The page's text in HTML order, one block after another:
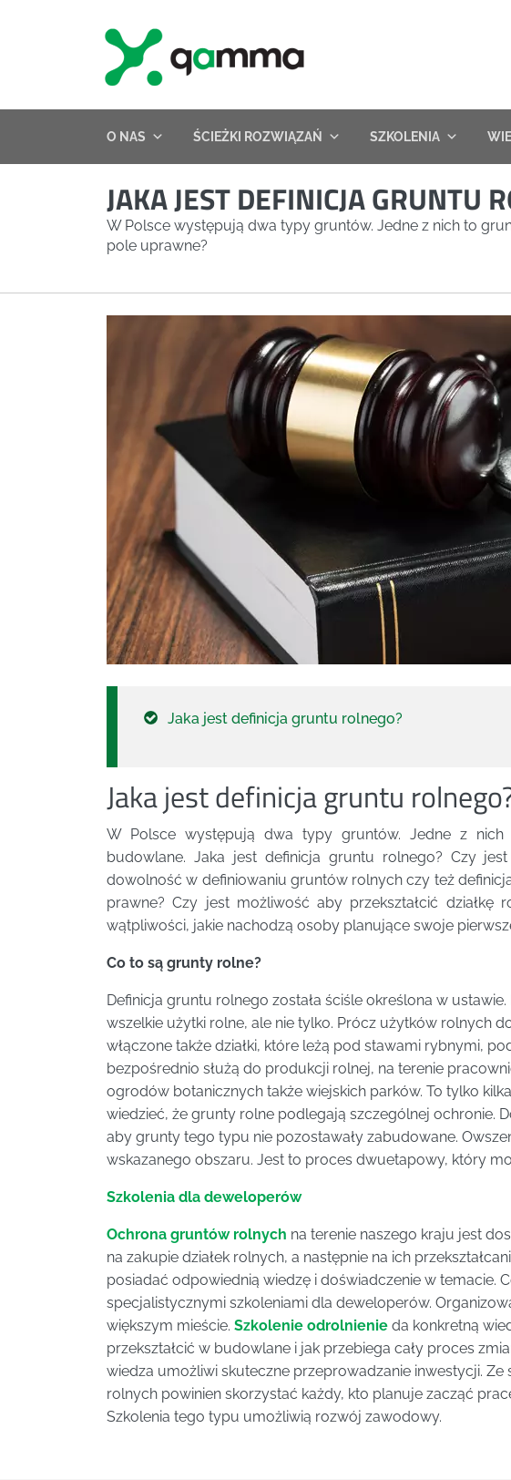
O NAS ŚCIEŻKI ROZWIĄZAŃ SZKOLENIA
JAKA JEST DEFINICJA GRUNTU
W Polsce występują dwa typy gruntów. Jedne z nich to
pole uprawne?
Jaka jest definicja gruntu rolnego?
Jaka jest definicja gruntu
W Polsce występują dwa typy gruntów. Jedne z
budowlane. Jaka jest definicja gruntu rolnego? Czy
dowolność w definiowaniu gruntów rolnych czy też
prawne? Czy jest możliwość aby przekształcić działkę
wątpliwości, jakie nachodzą osoby planujące swoje
Co to są grunty rolne?
Definicja gruntu rolnego została ściśle określona w
wszelkie użytki rolne, ale nie tylko. Prócz użytków rolnych
włączone także działki, które leżą pod stawami rybnymi,
bezpośrednio służą do produkcji rolnej, na terenie
ogrodów botanicznych także wiejskich parków. To tylko
wiedzieć, że grunty rolne podlegają szczególnej ochronie.
aby grunty tego typu nie pozostawały zabudowane.
wskazanego obszaru. Jest to proces dwuetapowy, który
Szkolenia dla deweloperów
Ochrona gruntów rolnych na terenie naszego kraju jest
na zakupie działek rolnych, a następnie na ich
posiadać odpowiednią wiedzę i doświadczenie w temacie.
specjalistycznymi szkoleniami dla deweloperów.
większym mieście. Szkolenie odrolnienie da konkretną
przekształcić w budowlane i jak przebiega cały proces
wiedza umożliwi skuteczne przeprowadzanie inwestycji.
rolnych powinien skorzystać każdy, kto planuje zacząć
Szkolenia tego typu umożliwią rozwój zawodowy.